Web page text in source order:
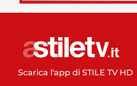
Scarica l'app di STILE TV HD